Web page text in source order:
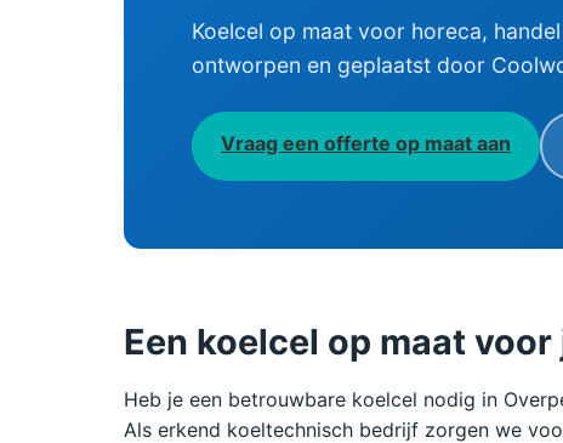
Koelcel op maat voor horeca,
ontworpen en geplaatst door
Vraag een offerte op maat aan
Een koelcel op maat
Heb je een betrouwbare koelcel nodig in
Als erkend koeltechnisch bedrijf zorgen we